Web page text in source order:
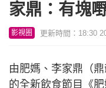
家鼎：有塊
影視圈 更新時間：18:30
由肥媽、李家鼎（
的全新飲食節目《